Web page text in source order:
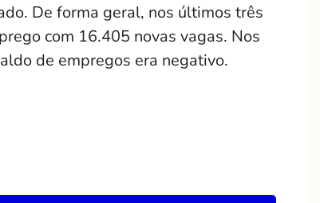
De forma geral, nos últimos três
com 16.405 novas vagas. Nos
de empregos era negativo.